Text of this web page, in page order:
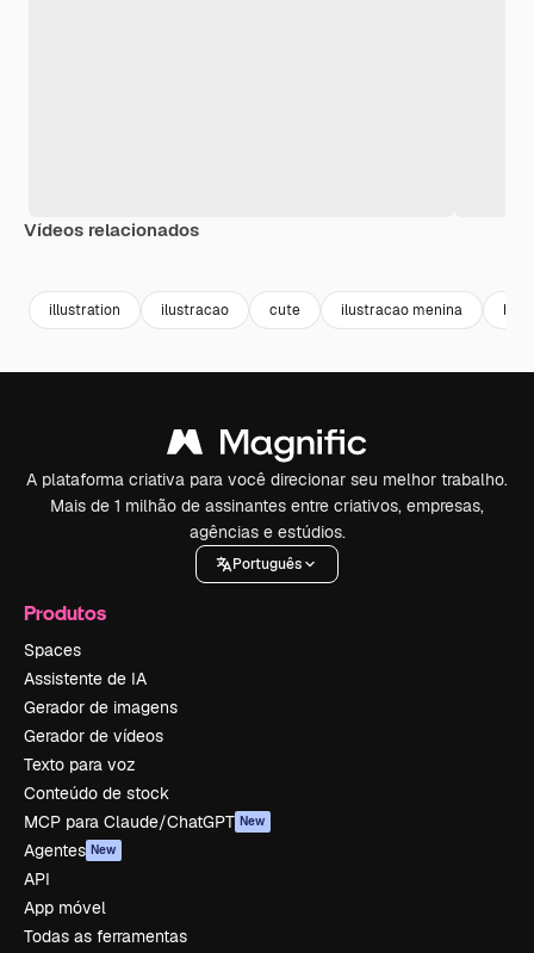
Vídeos relacionados
illustration ilustracao cute ilustracao menina
A plataforma criativa para você direcionar seu melhor trabalho.
Mais de 1 milhão de assinantes entre criativos, empresas,
agências e estúdios.
Português
Produtos
Spaces
Assistente de IA
Gerador de imagens
Gerador de vídeos
Texto para voz
Conteúdo de stock
MCP para Claude/ChatGPT New
Agentes New
API
App móvel
Todas as ferramentas